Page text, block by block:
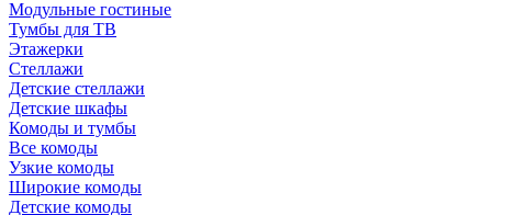
Модульные гостиные
Тумбы для ТВ
Этажерки
Стеллажи
Детские стеллажи
Детские шкафы
Комоды и тумбы
Все комоды
Узкие комоды
Широкие комоды
Детские комоды